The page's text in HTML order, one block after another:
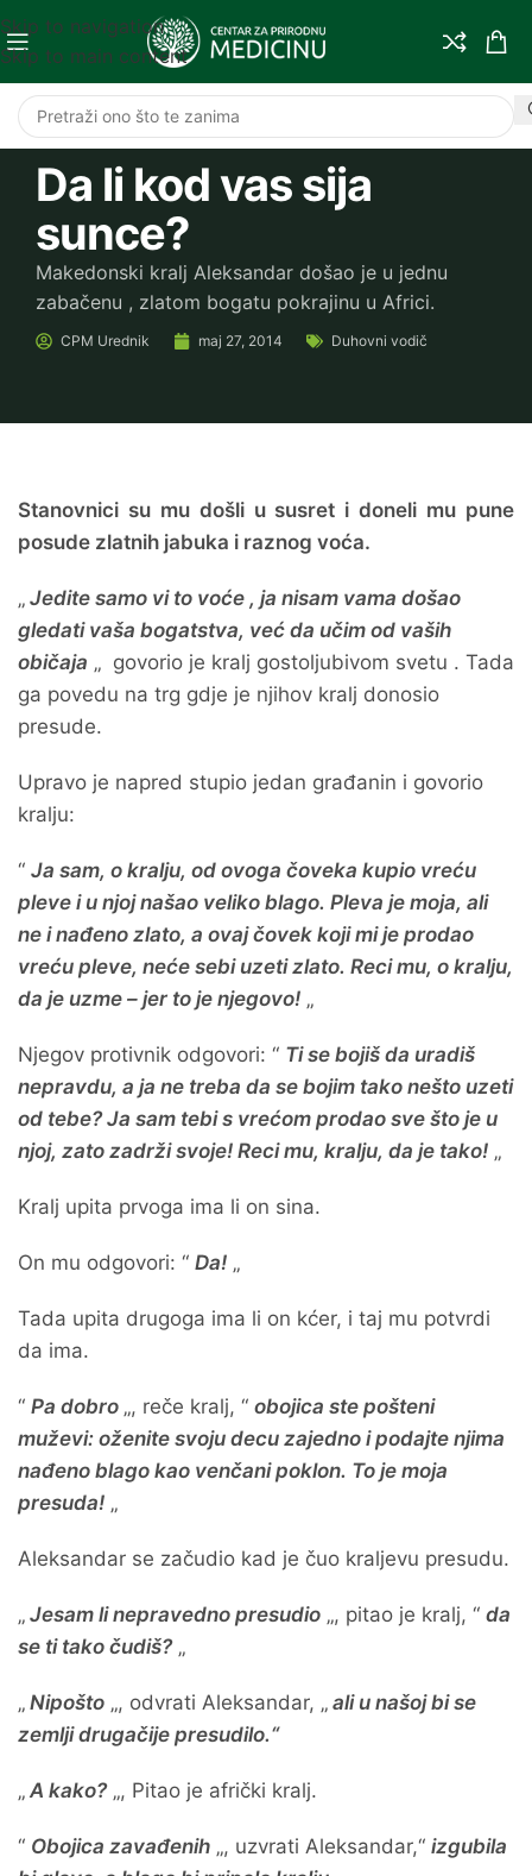
Skip to navigation
Skip to main content
Da li kod vas sija
sunce?
Makedonski kralj Aleksandar došao je u jednu
zabačenu , zlatom bogatu pokrajinu u Africi.
CPM Urednik maj 27, 2014 Duhovni vodič
Stanovnici su mu došli u susret i doneli mu pune
posude zlatnih jabuka i raznog voća.
„ Jedite samo vi to voće , ja nisam vama došao
gledati vaša bogatstva, već da učim od vaših
običaja „ govorio je kralj gostoljubivom svetu . Tada
ga povedu na trg gdje je njihov kralj donosio
presude.
Upravo je napred stupio jedan građanin i govorio
kralju:
“ Ja sam, o kralju, od ovoga čoveka kupio vreću
pleve i u njoj našao veliko blago. Pleva je moja, ali
ne i nađeno zlato, a ovaj čovek koji mi je prodao
vreću pleve, neće sebi uzeti zlato. Reci mu, o kralju,
da je uzme – jer to je njegovo! „
Njegov protivnik odgovori: “ Ti se bojiš da uradiš
nepravdu, a ja ne treba da se bojim tako nešto uzeti
od tebe? Ja sam tebi s vrećom prodao sve što je u
njoj, zato zadrži svoje! Reci mu, kralju, da je tako! „
Kralj upita prvoga ima li on sina.
On mu odgovori: “ Da! „
Tada upita drugoga ima li on kćer, i taj mu potvrdi
da ima.
“ Pa dobro „, reče kralj, “ obojica ste pošteni
muževi: oženite svoju decu zajedno i podajte njima
nađeno blago kao venčani poklon. To je moja
presuda! „
Aleksandar se začudio kad je čuo kraljevu presudu.
„ Jesam li nepravedno presudio „, pitao je kralj, “ da
se ti tako čudiš?„
„ Nipošto „, odvrati Aleksandar, „ ali u našoj bi se
zemlji drugačije presudilo.“
„ A kako?„, Pitao je afrički kralj.
“ Obojica zavađenih „, uzvrati Aleksandar,“ izgubila